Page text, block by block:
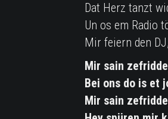
Dat Herz tanzt
Un os em Radio
Mir feiern den
Mir sain
Bei ons do is et
Mir sain